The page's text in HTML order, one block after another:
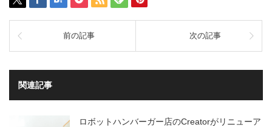
前の記事 次の記事
関連記事
ロボットハンバーガー店のCreatorがリニューア